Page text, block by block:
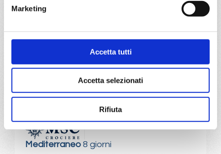
Marketing
Accetta tutti
Accetta selezionati
Rifiuta
a partire da
€ 833
Mediterraneo8 giorni